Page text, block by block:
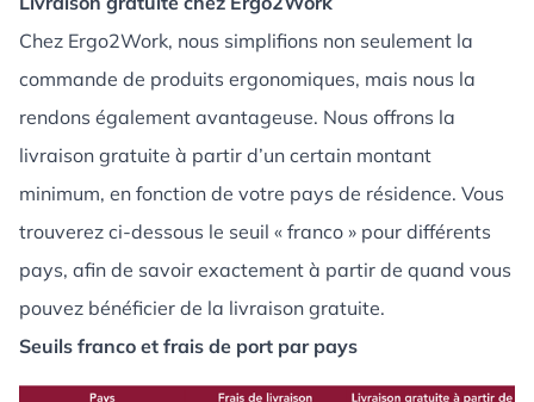
Chez Ergo2Work, nous simplifions non seulement la
commande de produits ergonomiques, mais nous la
rendons également avantageuse. Nous offrons la
livraison gratuite à partir d’un certain montant
minimum, en fonction de votre pays de résidence. Vous
trouverez ci-dessous le seuil « franco » pour différents
pays, afin de savoir exactement à partir de quand vous
pouvez bénéficier de la livraison gratuite.
Seuils franco et frais de port par pays